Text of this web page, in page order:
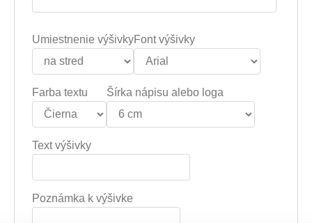
Umiestnenie výšivkyFont výšivky
Farba textu Šírka nápisu alebo loga
Text výšivky
Poznámka k výšivke